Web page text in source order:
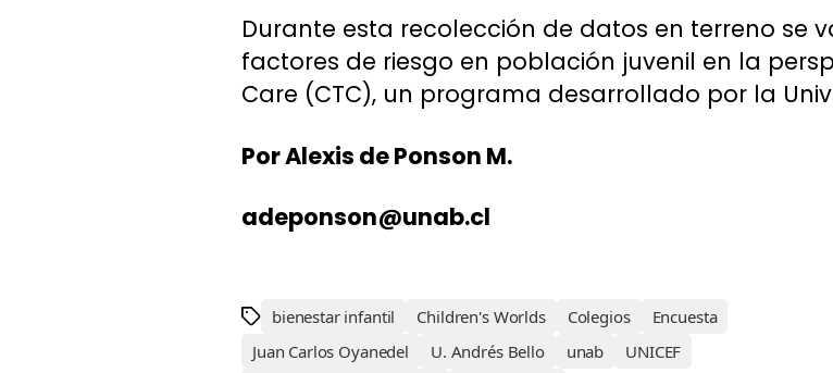
Durante esta recolección de datos en terreno se
factores de riesgo en población juvenil en la
Care (CTC), un programa desarrollado por la
Por Alexis de Ponson M.
adeponson@unab.cl
bienestar infantil Children's Worlds Colegios
Encuesta
Juan Carlos Oyanedel
U. Andrés Bello unab
UNICEF